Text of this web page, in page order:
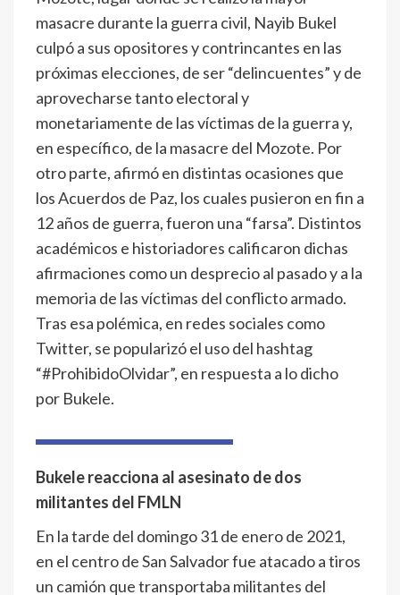
masacre durante la guerra civil, Nayib Bukel
culpó a sus opositores y contrincantes en las
próximas elecciones, de ser “delincuentes” y de
aprovecharse tanto electoral y
monetariamente de las víctimas de la guerra y,
en específico, de la masacre del Mozote. Por
otro parte, afirmó en distintas ocasiones que
los Acuerdos de Paz, los cuales pusieron en fin a
12 años de guerra, fueron una “farsa”. Distintos
académicos e historiadores calificaron dichas
afirmaciones como un desprecio al pasado y a la
memoria de las víctimas del conflicto armado.
Tras esa polémica, en redes sociales como
Twitter, se popularizó el uso del hashtag
“#ProhibidoOlvidar”, en respuesta a lo dicho
por Bukele.
Bukele reacciona al asesinato de dos
militantes del FMLN
En la tarde del domingo 31 de enero de 2021,
en el centro de San Salvador fue atacado a tiros
un camión que transportaba militantes del